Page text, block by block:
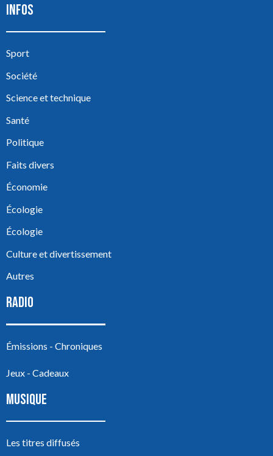
INFOS
Sport
Société
Science et technique
Santé
Politique
Faits divers
Économie
Écologie
Écologie
Culture et divertissement
Autres
RADIO
Émissions - Chroniques
Jeux - Cadeaux
MUSIQUE
Les titres diffusés